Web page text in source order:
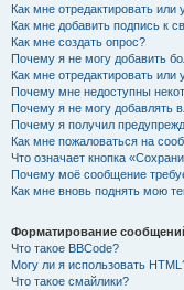
Как мне отредактировать или
Как мне добавить подпись к
Как мне создать опрос?
Почему я не могу добавить
Как мне отредактировать или
Почему мне недоступны
Почему я не могу добавлять
Почему я получил
Как мне пожаловаться на
Что означает кнопка
Почему моё сообщение
Как мне вновь поднять мою
Форматирование
Что такое BBCode?
Могу ли я использовать
Что такое смайлики?